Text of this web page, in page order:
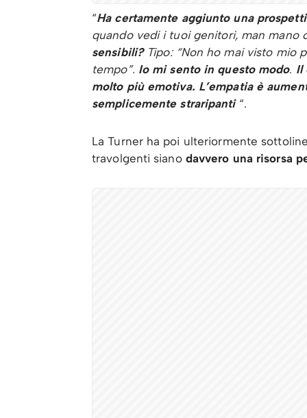
“Ha certamente aggiunto una
quando vedi i tuoi genitori, man mano
sensibili?Tipo: “Non ho mai visto mio
tempo”. Io mi sento in questo modo. Il
molto più emotiva. L’empatia è
semplicemente straripanti “.
La Turner ha poi ulteriormente
travolgenti siano davvero una risorsa